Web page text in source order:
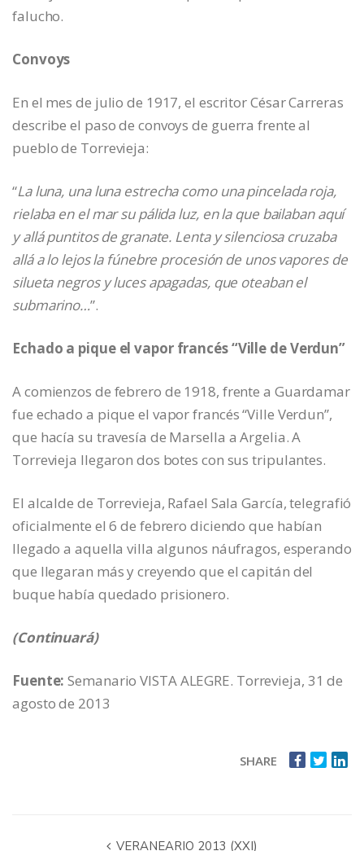
falucho.
Convoys
En el mes de julio de 1917, el escritor César Carreras
describe el paso de convoys de guerra frente al
pueblo de Torrevieja:
“La luna, una luna estrecha como una pincelada roja,
rielaba en el mar su pálida luz, en la que bailaban aquí
y allá puntitos de granate. Lenta y silenciosa cruzaba
allá a lo lejos la fúnebre procesión de unos vapores de
silueta negros y luces apagadas, que oteaban el
submarino…”.
Echado a pique el vapor francés “Ville de Verdun”
A comienzos de febrero de 1918, frente a Guardamar
fue echado a pique el vapor francés “Ville Verdun”,
que hacía su travesía de Marsella a Argelia. A
Torrevieja llegaron dos botes con sus tripulantes.
El alcalde de Torrevieja, Rafael Sala García, telegrafió
oficialmente el 6 de febrero diciendo que habían
llegado a aquella villa algunos náufragos, esperando
que llegaran más y creyendo que el capitán del
buque había quedado prisionero.
(Continuará)
Fuente: Semanario VISTA ALEGRE. Torrevieja, 31 de
agosto de 2013
SHARE
VERANEARIO 2013 (XXI)